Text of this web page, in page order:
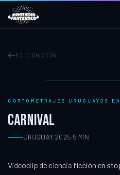
EDICIÓN 2026
CORTOMETRAJES URUGUAYOS
CARNIVAL
URUGUAY·2025·5 MIN
Videoclip de ciencia ficción en